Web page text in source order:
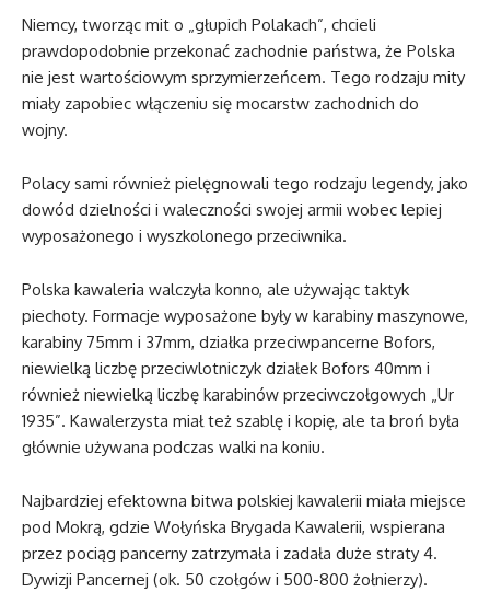
Niemcy, tworząc mit o „głupich Polakach”, chcieli
prawdopodobnie przekonać zachodnie państwa, że Polska
nie jest wartościowym sprzymierzeńcem. Tego rodzaju mity
miały zapobiec włączeniu się mocarstw zachodnich do
wojny.
Polacy sami również pielęgnowali tego rodzaju legendy, jako
dowód dzielności i waleczności swojej armii wobec lepiej
wyposażonego i wyszkolonego przeciwnika.
Polska kawaleria walczyła konno, ale używając taktyk
piechoty. Formacje wyposażone były w karabiny maszynowe,
karabiny 75mm i 37mm, działka przeciwpancerne Bofors,
niewielką liczbę przeciwlotniczyk działek Bofors 40mm i
również niewielką liczbę karabinów przeciwczołgowych „Ur
1935”. Kawalerzysta miał też szablę i kopię, ale ta broń była
głównie używana podczas walki na koniu.
Najbardziej efektowna bitwa polskiej kawalerii miała miejsce
pod Mokrą, gdzie Wołyńska Brygada Kawalerii, wspierana
przez pociąg pancerny zatrzymała i zadała duże straty 4.
Dywizji Pancernej (ok. 50 czołgów i 500-800 żołnierzy).